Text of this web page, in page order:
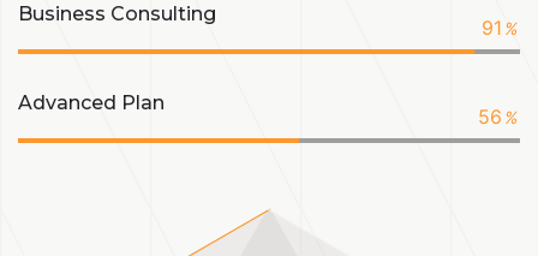
Business Consulting
91%
Advanced Plan
56%